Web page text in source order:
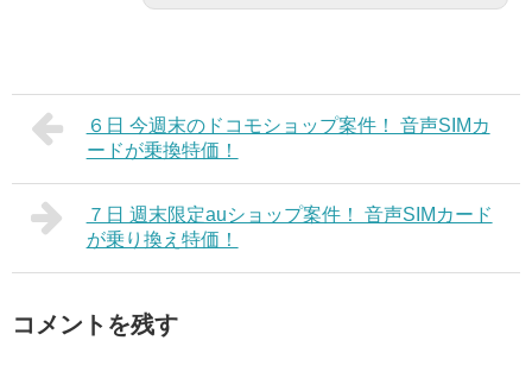
６日 今週末のドコモショップ案件！ 音声SIMカ
ードが乗換特価！
７日 週末限定auショップ案件！ 音声SIMカード
が乗り換え特価！
コメントを残す